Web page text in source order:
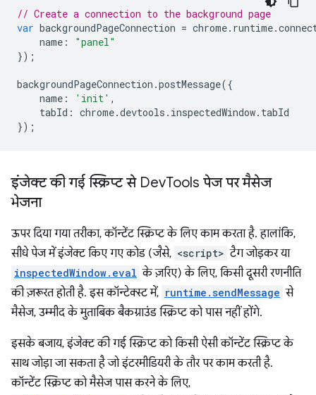
// Create a connection to the background page
var backgroundPageConnection = chrome. runtime.
name :
"panel"
});
backgroundPageConnection .postMessage({
name : 'init' ,
tabId : chrome.devtools . inspectedWindow. tabId
});
इंजेक्ट की गई स्क्रिप्ट से DevTools पेज पर मैसेज
भेजना
ऊपर दिया गया तरीका, कॉन्टेंट स्क्रिप्ट के लिए काम करता है. हालांकि,
सीधे पेज में इंजेक्ट किए गए कोड (जैसे, <script> टैग जोड़कर या
inspectedWindow.eval के ज़रिए) के लिए, किसी दूसरी रणनीति
की ज़रूरत होती है. इस कॉन्टेक्स्ट में, runtime.sendMessage से
मैसेज, उम्मीद के मुताबिक बैकग्राउंड स्क्रिप्ट को पास नहीं होंगे.
इसके बजाय, इंजेक्ट की गई स्क्रिप्ट को किसी ऐसी कॉन्टेंट स्क्रिप्ट के
साथ जोड़ा जा सकता है जो इंटरमीडियरी के तौर पर काम करती है.
कॉन्टेंट स्क्रिप्ट को मैसेज पास करने के लिए,